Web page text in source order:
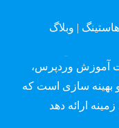
دِو
آموزش وردپرس،
بهینه سازی است که